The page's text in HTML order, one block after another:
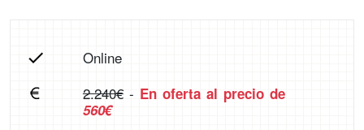
Online
2.240€- En oferta al precio de
560€